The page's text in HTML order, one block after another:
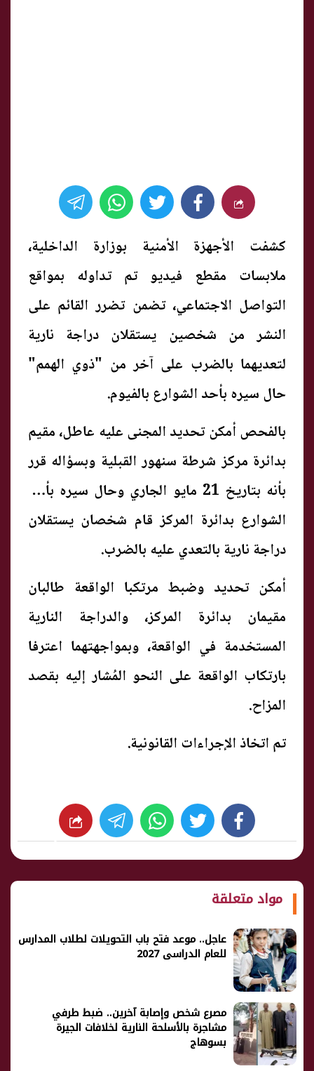
كشفت الأجهزة الأمنية بوزارة الداخلية،
ملابسات مقطع فيديو تم تداوله بمواقع
التواصل الاجتماعي، تضمن تضرر القائم على
النشر من شخصين يستقلان دراجة نارية
لتعديهما بالضرب على آخر من "ذوي الهمم"
حال سيره بأحد الشوارع بالفيوم.
بالفحص أمكن تحديد المجنى عليه عاطل، مقيم
بدائرة مركز شرطة سنهور القبلية وبسؤاله قرر
بأنه بتاريخ 21 مايو الجاري وحال سيره بأحد
الشوارع بدائرة المركز قام شخصان يستقلان
دراجة نارية بالتعدي عليه بالضرب.
أمكن تحديد وضبط مرتكبا الواقعة طالبان
مقيمان بدائرة المركز، والدراجة النارية
المستخدمة في الواقعة، وبمواجهتهما اعترفا
بارتكاب الواقعة على النحو المُشار إليه بقصد
المزاح.
تم اتخاذ الإجراءات القانونية.
facebook
twitter
whats شارك
مواد متعلقة
عاجل.. موعد فتح باب التحويلات لطلاب المدارس
للعام الدراسى 2027
مصرع شخص وإصابة آخرين.. ضبط طرفي
مشاجرة بالأسلحة النارية لخلافات الجيرة
بسوهاج